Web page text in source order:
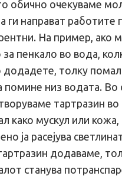
обично очекуваме
ги направат работите
На пример, ако
пенкало во вода,
додадете, толку
низ водата. Во
тартразин
како мускул или кожа,
ја расејува
додаваме,
станува